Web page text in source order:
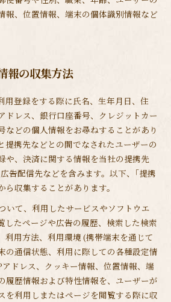
報、位置情報、端末の個体識別情報など
報の収集方法
用登録をする際に氏名、生年月日、住
ドレス、銀行口座番号、クレジットカー
などの個人情報をお尋ねすることがあり
提携先などとの間でなされたユーザーの
や、決済に関する情報を当社の提携先
告配信先などを含みます。以下、｢提携
ら収集することがあります。
いて、利用したサービスやソフトウエ
したページや広告の履歴、検索した検索
利用方法、利用環境 (携帯端末を通じて
の通信状態、利用に際しての各種設定情
ドレス、クッキー情報、位置情報、端
履歴情報および特性情報を、ユーザーが
を利用しまたはページを閲覧する際に収